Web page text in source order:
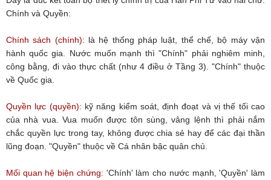
Chính và Quyền:
Chính sách (chính): là hệ thống pháp luật, thể chế, bộ máy vận
hành quốc gia. Nước muốn mạnh thì "Chính" phải nghiêm minh,
công bằng, đi vào thực chất (như 4 điều ở Tầng 3). "Chính" thuộc
về Quốc gia.
Quyền lực (quyền): kỹ năng kiểm soát, định đoạt và vị thế tối cao
của nhà vua. Vua muốn được tôn sùng, vâng lệnh thì phải nắm
chắc quyền lực trong tay, không được chia sẻ hay để các đại thần
lũng đoạn. "Quyền" thuộc về Cá nhân bậc quân chủ.
Mối quan hệ biện chứng: 'Chính' làm cho nước mạnh, 'Quyền' làm